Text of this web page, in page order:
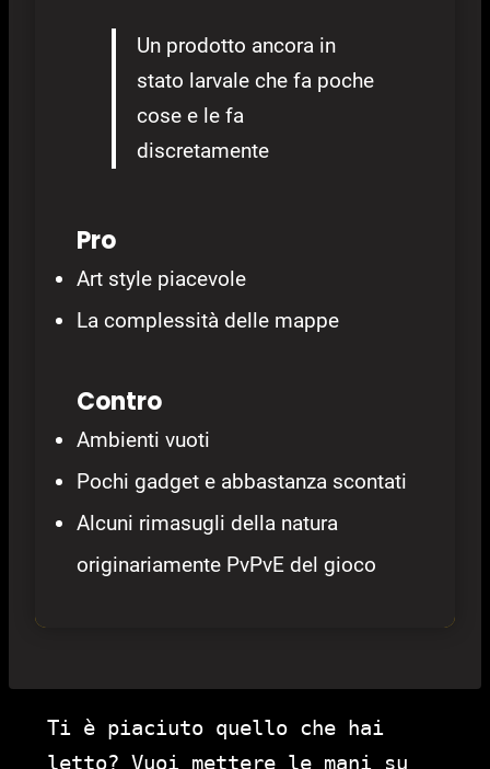
Un prodotto ancora in
stato larvale che fa poche
cose e le fa
discretamente
Pro
Art style piacevole
La complessità delle mappe
Contro
Ambienti vuoti
Pochi gadget e abbastanza scontati
Alcuni rimasugli della natura
originariamente PvPvE del gioco
Ti è piaciuto quello che hai
letto? Vuoi mettere le mani su